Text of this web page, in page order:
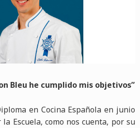
Bleu he cumplido mis objetivos”
en Cocina Española en junio
la Escuela, como nos cuenta, por su